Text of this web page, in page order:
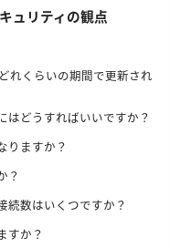
ュリティの観点
れくらいの期間で更新され
はどうすればいいですか？
りますか？
？
続数はいくつですか？
すか？